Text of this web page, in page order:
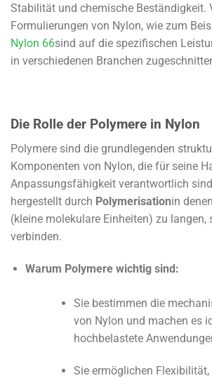
Stabilität und chemische Beständigkeit.
Formulierungen von Nylon, wie zum
Nylon 66sind auf die spezifischen
in verschiedenen Branchen
Die Rolle der Polymere in Nylon
Polymere sind die grundlegenden
Komponenten von Nylon, die für seine
Anpassungsfähigkeit verantwortlich
hergestellt durch Polymerisationin
(kleine molekulare Einheiten) zu langen,
verbinden.
Warum Polymere wichtig sind:
Sie bestimmen die
von Nylon und machen es
hochbelastete
Sie ermöglichen